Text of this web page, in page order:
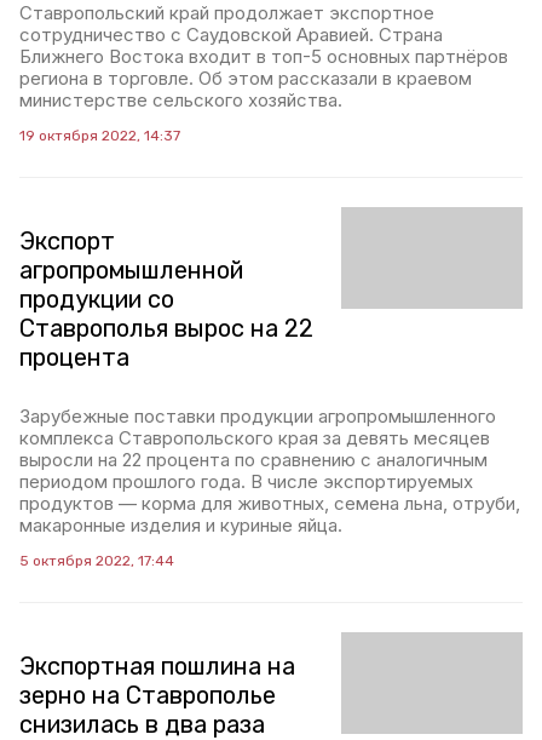
Ставропольский край продолжает экспортное
сотрудничество с Саудовской Аравией. Страна
Ближнего Востока входит в топ-5 основных партнёров
региона в торговле. Об этом рассказали в краевом
министерстве сельского хозяйства.
19 октября 2022, 14:37
Экспорт
агропромышленной
продукции со
Ставрополья вырос на 22
процента
Зарубежные поставки продукции агропромышленного
комплекса Ставропольского края за девять месяцев
выросли на 22 процента по сравнению с аналогичным
периодом прошлого года. В числе экспортируемых
продуктов — корма для животных, семена льна, отруби,
макаронные изделия и куриные яйца.
5 октября 2022, 17:44
Экспортная пошлина на
зерно на Ставрополье
снизилась в два раза